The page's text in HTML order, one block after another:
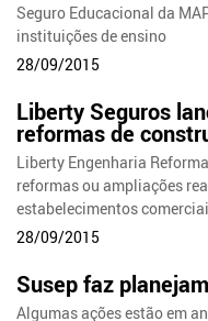
Seguro Educacional da
instituições de ensino
28/09/2015
Liberty Seguros
reformas de
Liberty Engenharia
reformas ou ampliações
estabelecimentos
28/09/2015
Susep faz
Algumas ações estão em